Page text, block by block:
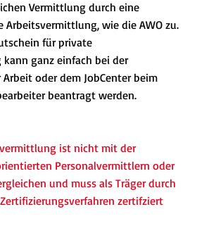
Vermittlung durch eine
Arbeitsvermittlung, wie die AWO zu.
für private
ganz einfach bei der
oder dem JobCenter beim
beantragt werden.
ist nicht mit der
Personalvermittlern oder
und muss als Träger durch
zertifziert